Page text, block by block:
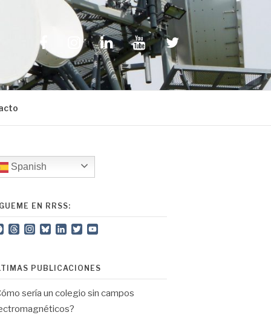
FacebookInstagramLinkedInYouTubeTwitter
Spanish
EN RRSS:
Facebook
ThreadsInstagram
BlueskyLinkedIn
Twitter
PUBLICACIONES
sería un colegio sin campos